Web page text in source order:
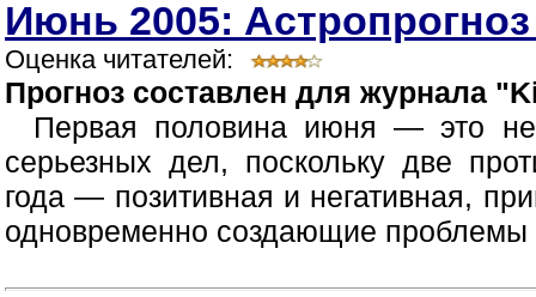
Июнь 2005:
Оценка читателей:
Прогноз составлен для журнала
Первая половина июня — это
серьезных дел, поскольку две
года — позитивная и негативная,
одновременно создающие